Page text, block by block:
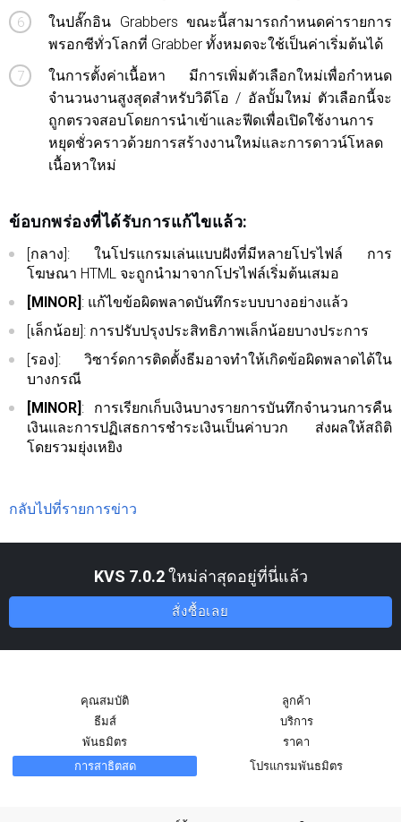
ในปลั๊กอิน Grabbers ขณะนี้สามารถกำหนดค่ารายการ
พรอกซีทั่วโลกที่ Grabber ทั้งหมดจะใช้เป็นค่าเริ่มต้นได้
ในการตั้งค่าเนื้อหา มีการเพิ่มตัวเลือกใหม่เพื่อกำหนด
จำนวนงานสูงสุดสำหรับวิดีโอ / อัลบั้มใหม่ ตัวเลือกนี้จะ
ถูกตรวจสอบโดยการนำเข้าและฟีดเพื่อเปิดใช้งานการ
หยุดชั่วคราวด้วยการสร้างงานใหม่และการดาวน์โหลด
เนื้อหาใหม่
ข้อบกพร่องที่ได้รับการแก้ไขแล้ว:
[กลาง]: ในโปรแกรมเล่นแบบฝังที่มีหลายโปรไฟล์ การ
โฆษณา HTML จะถูกนำมาจากโปรไฟล์เริ่มต้นเสมอ
[MINOR] : แก้ไขข้อผิดพลาดบันทึกระบบบางอย่างแล้ว
[เล็กน้อย]: การปรับปรุงประสิทธิภาพเล็กน้อยบางประการ
[รอง]: วิซาร์ดการติดตั้งธีมอาจทำให้เกิดข้อผิดพลาดได้ใน
บางกรณี
[MINOR] : การเรียกเก็บเงินบางรายการบันทึกจำนวนการคืน
เงินและการปฏิเสธการชำระเงินเป็นค่าบวก ส่งผลให้สถิติ
โดยรวมยุ่งเหยิง
กลับไปที่รายการข่าว
KVS 7.0.2ใหม่ล่าสุดอยู่ที่นี่แล้ว
สั่งซื้อเลย
คุณสมบัติ
ลูกค้า
ธีมส์
บริการ
พันธมิตร
ราคา
การสาธิตสด
โปรแกรมพันธมิตร